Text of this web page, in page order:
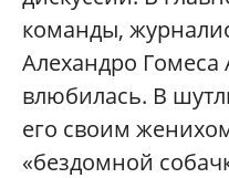
команды,
Алехандро
влюбилась. В
его своим
«бездомной